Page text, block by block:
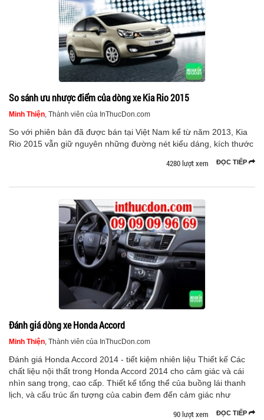
So sánh ưu nhược điểm của dòng xe Kia Rio 2015
Minh Thiện, Thành viên của InThucDon.com
So với phiên bản đã được bán tại Việt Nam kể từ năm 2013, Kia
Rio 2015 vẫn giữ nguyên những đường nét kiểu dáng, kích thước
ĐỌC TIẾP
4280 lượt xem
Đánh giá dòng xe Honda Accord
Minh Thiện, Thành viên của InThucDon.com
Đánh giá Honda Accord 2014 - tiết kiệm nhiên liệu Thiết kế Các
chất liệu nội thất trong Honda Accord 2014 cho cảm giác và cái
nhìn sang trọng, cao cấp. Thiết kế tổng thể của buồng lái thanh
lịch, và cấu trúc ấn tượng của cabin đem đến cảm giác như
ĐỌC TIẾP
90 lượt xem